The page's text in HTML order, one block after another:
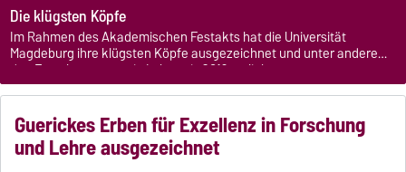
Die klügsten Köpfe
Im Rahmen des Akademischen Festakts hat die Universität
Magdeburg ihre klügsten Köpfe ausgezeichnet und unter anderem
den Forschungs- sowie Lehrpreis 2019 verliehen.
Guerickes Erben für Exzellenz in Forschung
und Lehre ausgezeichnet